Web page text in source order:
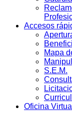
Accesos
Mapa
S.E.M.
Oficina Virtual